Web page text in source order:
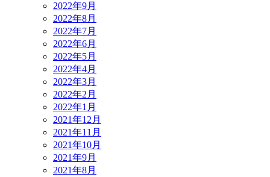
2022年9月
2022年8月
2022年7月
2022年6月
2022年5月
2022年4月
2022年3月
2022年2月
2022年1月
2021年12月
2021年11月
2021年10月
2021年9月
2021年8月